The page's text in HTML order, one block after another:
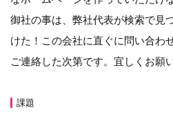
御社の事は、弊社代表が検索で見
けた！この会社に直ぐに問い合わ
ご連絡した次第です。宜しくお願
課題